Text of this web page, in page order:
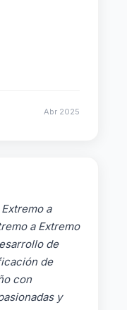
Abr 2025
a
a Extremo
de
de
con
y